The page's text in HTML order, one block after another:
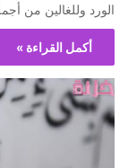
الورد وللغالين من
أكمل القراءة »